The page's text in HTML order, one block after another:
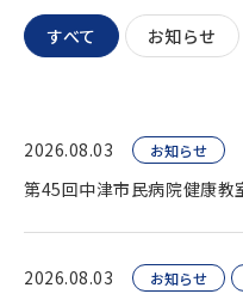
すべて お知らせ
2026.08.03 お知らせ
第45回中津市民病院健康教
2026.08.03 お知らせ